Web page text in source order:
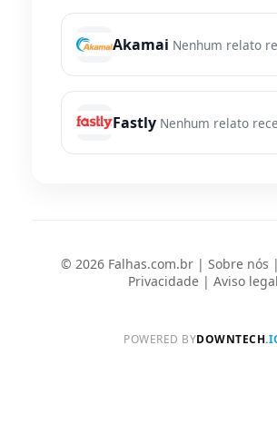
Akamai Nenhum relato
Fastly Nenhum relato
© 2026 Falhas.com.br | Sobre nós |
Privacidade | Aviso legal
POWERED BYDOWNTECH